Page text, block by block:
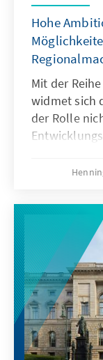
Hohe
Mit der
widmet sich
der Rolle
aufgrund
jedoch
für eine
Prinzipien